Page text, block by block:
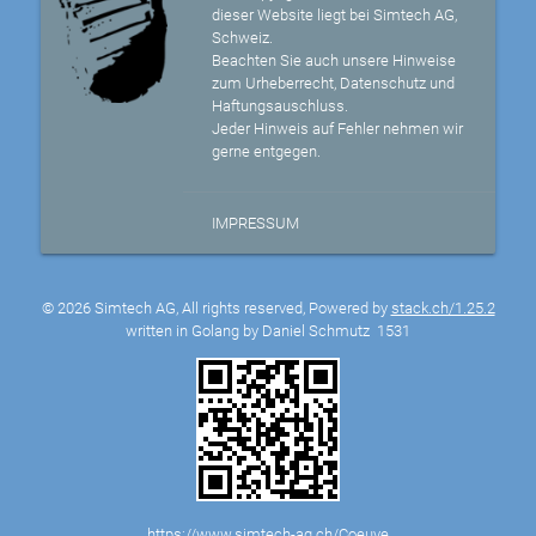
dieser Website liegt bei Simtech AG,
Schweiz.
Beachten Sie auch unsere Hinweise
zum Urheberrecht, Datenschutz und
Haftungsauschluss.
Jeder Hinweis auf Fehler nehmen wir
gerne entgegen.
IMPRESSUM
© 2026 Simtech AG, All rights reserved, Powered by stack.ch/1.25.2
written in Golang by Daniel Schmutz 1531